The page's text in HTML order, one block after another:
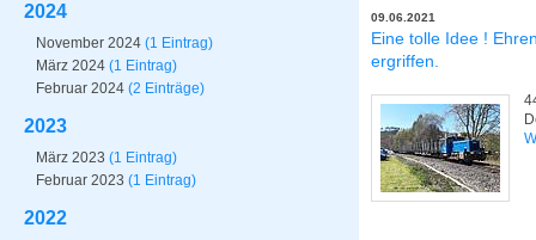
2024
November 2024 (1 Eintrag)
März 2024 (1 Eintrag)
Februar 2024 (2 Einträge)
2023
März 2023 (1 Eintrag)
Februar 2023 (1 Eintrag)
2022
09.06.2021
Eine tolle Idee !
ergriffen.